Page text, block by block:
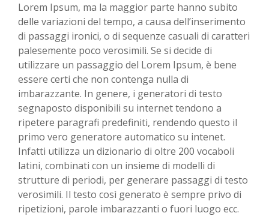
Lorem Ipsum, ma la maggior parte hanno subito
delle variazioni del tempo, a causa dell’inserimento
di passaggi ironici, o di sequenze casuali di caratteri
palesemente poco verosimili. Se si decide di
utilizzare un passaggio del Lorem Ipsum, è bene
essere certi che non contenga nulla di
imbarazzante. In genere, i generatori di testo
segnaposto disponibili su internet tendono a
ripetere paragrafi predefiniti, rendendo questo il
primo vero generatore automatico su intenet.
Infatti utilizza un dizionario di oltre 200 vocaboli
latini, combinati con un insieme di modelli di
strutture di periodi, per generare passaggi di testo
verosimili. Il testo così generato è sempre privo di
ripetizioni, parole imbarazzanti o fuori luogo ecc.